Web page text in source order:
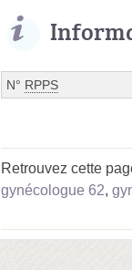
N° RPPS
Retrouvez cette
gynécologue 62,